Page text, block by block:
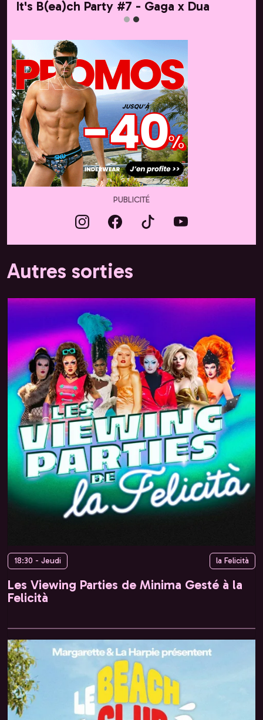
It's B(ea)ch Party #7 - Gaga x Dua
PUBLICITÉ
Autres sorties
18:30 - Jeudi la Felicità
Les Viewing Parties de Minima Gesté à la
Felicità